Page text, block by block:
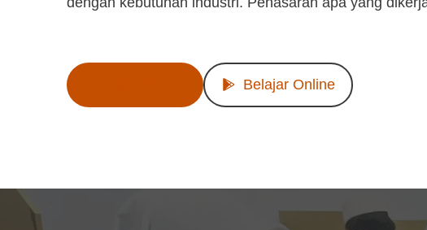
Belajar Online